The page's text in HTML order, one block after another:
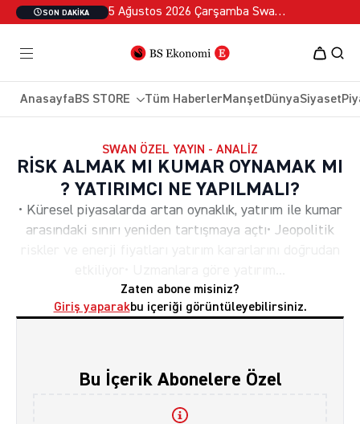
SON DAKIKA 5 Ağustos 2026 Çarşamba Swan Özel 2
AnasayfaBS STORE Tüm HaberlerManşetDünyaSiyaset
SWAN ÖZEL YAYIN - ANALIZ
RİSK ALMAK MI KUMAR OYNAMAK MI
? YATIRIMCI NE YAPILMALI?
• Küresel piyasalarda artan oynaklık, yatırım ile kumar
arasındaki sınırı yeniden tartışmaya açtı• Jeopolitik
Zaten abone misiniz?
Giriş yaparakbu içeriği görüntüleyebilirsiniz.
Bu İçerik Abonelere Özel